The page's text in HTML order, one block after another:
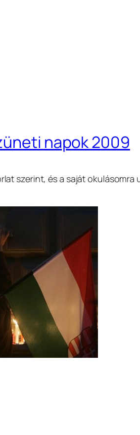
napok 2009
szerint, és a saját